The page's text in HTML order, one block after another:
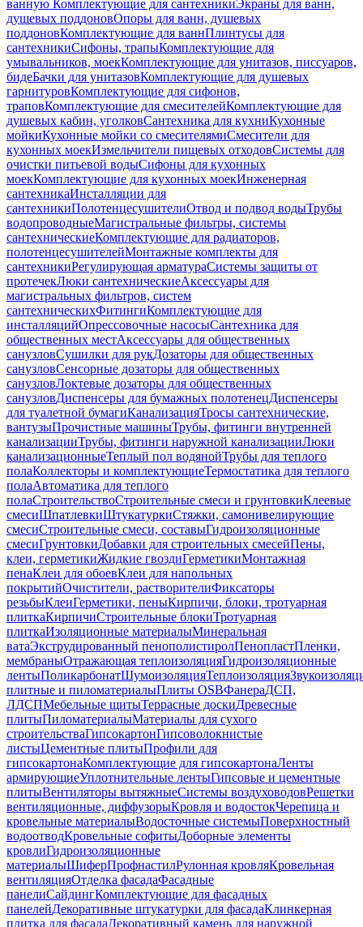
ванную Комплектующие для сантехникиЭкраны для ванн,
душевых поддоновОпоры для ванн, душевых
поддоновКомплектующие для ваннПлинтусы для
сантехникиСифоны, трапыКомплектующие для
умывальников, моекКомплектующие для унитазов, писсуаров,
бидеБачки для унитазовКомплектующие для душевых
гарнитуровКомплектующие для сифонов,
траповКомплектующие для смесителейКомплектующие для
душевых кабин, уголковСантехника для кухниКухонные
мойкиКухонные мойки со смесителямиСмесители для
кухонных моекИзмельчители пищевых отходовСистемы для
очистки питьевой водыСифоны для кухонных
моекКомплектующие для кухонных моекИнженерная
сантехникаИнсталляции для
сантехникиПолотенцесушителиОтвод и подвод водыТрубы
водопроводныеМагистральные фильтры, системы
сантехническиеКомплектующие для радиаторов,
полотенцесушителейМонтажные комплекты для
сантехникиРегулирующая арматураСистемы защиты от
протечекЛюки сантехническиеАксессуары для
магистральных фильтров, систем
сантехническихФитингиКомплектующие для
инсталляцийОпрессовочные насосыСантехника для
общественных местАксессуары для общественных
санузловСушилки для рукДозаторы для общественных
санузловСенсорные дозаторы для общественных
санузловЛоктевые дозаторы для общественных
санузловДиспенсеры для бумажных полотенецДиспенсеры
для туалетной бумагиКанализацияТросы сантехнические,
вантузыПрочистные машиныТрубы, фитинги внутренней
канализацииТрубы, фитинги наружной канализацииЛюки
канализационныеТеплый пол водянойТрубы для теплого
полаКоллекторы и комплектующиеТермостатика для теплого
полаАвтоматика для теплого
полаСтроительствоСтроительные смеси и грунтовкиКлеевые
смесиШпатлевкиШтукатуркиСтяжки, самонивелирующие
смесиСтроительные смеси, составыГидроизоляционные
смесиГрунтовкиДобавки для строительных смесейПены,
клеи, герметикиЖидкие гвоздиГерметикиМонтажная
пенаКлеи для обоевКлеи для напольных
покрытийОчистители, растворителиФиксаторы
резьбыКлеиГерметики, пеныКирпичи, блоки, тротуарная
плиткаКирпичиСтроительные блокиТротуарная
плиткаИзоляционные материалыМинеральная
ватаЭкструдированный пенополистиролПенопластПленки,
мембраныОтражающая теплоизоляцияГидроизоляционные
лентыПоликарбонатШумоизоляцияТеплоизоляция
плитные и пиломатериалыПлиты OSBФанераДСП,
ЛДСПМебельные щитыТеррасные доскиДревесные
плитыПиломатериалыМатериалы для сухого
строительстваГипсокартонГипсоволокнистые
листыЦементные плитыПрофили для
гипсокартонаКомплектующие для гипсокартонаЛенты
армирующиеУплотнительные лентыГипсовые и цементные
плитыВентиляторы вытяжныеСистемы воздуховодовРешетки
вентиляционные, диффузорыКровля и водостокЧерепица и
кровельные материалыВодосточные системыПоверхностный
водоотводКровельные софитыДоборные элементы
кровлиГидроизоляционные
материалыШиферПрофнастилРулонная кровляКровельная
вентиляцияОтделка фасадаФасадные
панелиСайдингКомплектующие для фасадных
панелейДекоративные штукатурки для фасадаКлинкерная
плитка для фасадаДекоративный камень для наружной